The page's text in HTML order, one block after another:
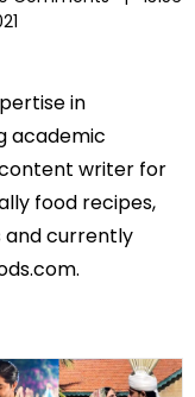
in
academic
writer for
food recipes,
and currently